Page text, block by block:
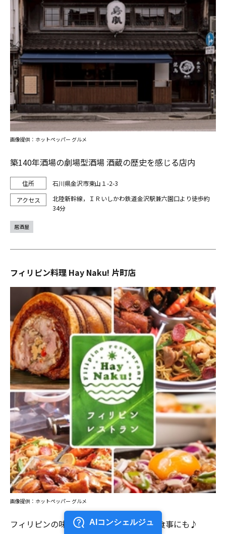
築140年酒場の劇場型酒場 酒蔵の歴史を感じる店内
石川県金沢市東山１-2-3
北陸新幹線，ＩＲいしかわ鉄道金沢駅兼六園口より徒歩約
34分
画像提供：ホットペッパー グルメ
居酒屋
フィリピン料理 Hay Naku! 片町店
フィリピンの味を楽しむ！ ご家族でのお食事にも♪
画像提供：ホットペッパー グルメ